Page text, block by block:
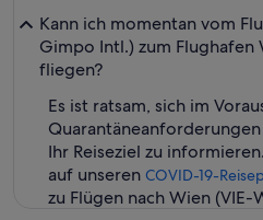
Kann ich momentan vom
Gimpo Intl.) zum Flughafen
fliegen?
Es ist ratsam, sich im
Ihr Reiseziel zu
auf unseren COVID-19-
zu Flügen nach Wien